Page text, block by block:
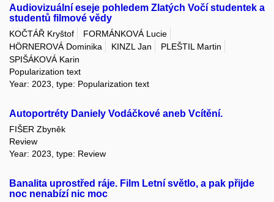
Audiovizuální eseje pohledem Zlatých Vočí studentek a
studentů filmové vědy
KOČTÁŘ Kryštof
FORMÁNKOVÁ Lucie
HÖRNEROVÁ Dominika
KINZL Jan
PLEŠTIL Martin
SPIŠÁKOVÁ Karin
Popularization text
Year: 2023, type: Popularization text
Autoportréty Daniely Vodáčkové aneb Vcítění.
FIŠER Zbyněk
Review
Year: 2023, type: Review
Banalita uprostřed ráje. Film Letní světlo, a pak přijde
noc nenabízí nic moc